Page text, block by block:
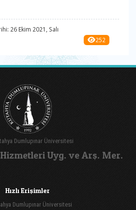
26 Ekim 2021, Salı
252
Dumlupınar Üniversitesi
Uyg. ve Arş. Mer.
Hızlı Erişimler
Dumlupınar Üniversitesi